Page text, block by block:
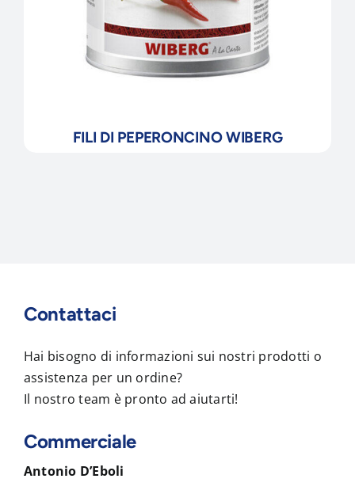
FILI DI PEPERONCINO WIBERG
Contattaci
Hai bisogno di informazioni sui nostri prodotti o
assistenza per un ordine?
Il nostro team è pronto ad aiutarti!
Commerciale
Antonio D’Eboli